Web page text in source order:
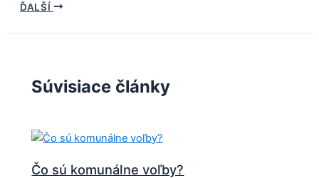
ĎALŠÍ
Súvisiace články
Čo sú komunálne voľby?